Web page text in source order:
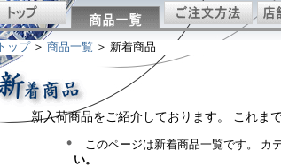
トップ ＞ 商品一覧 ＞ 新着商品
新入荷商品をご紹介しております。 これま
このページは新着商品一覧です。 カ
い。